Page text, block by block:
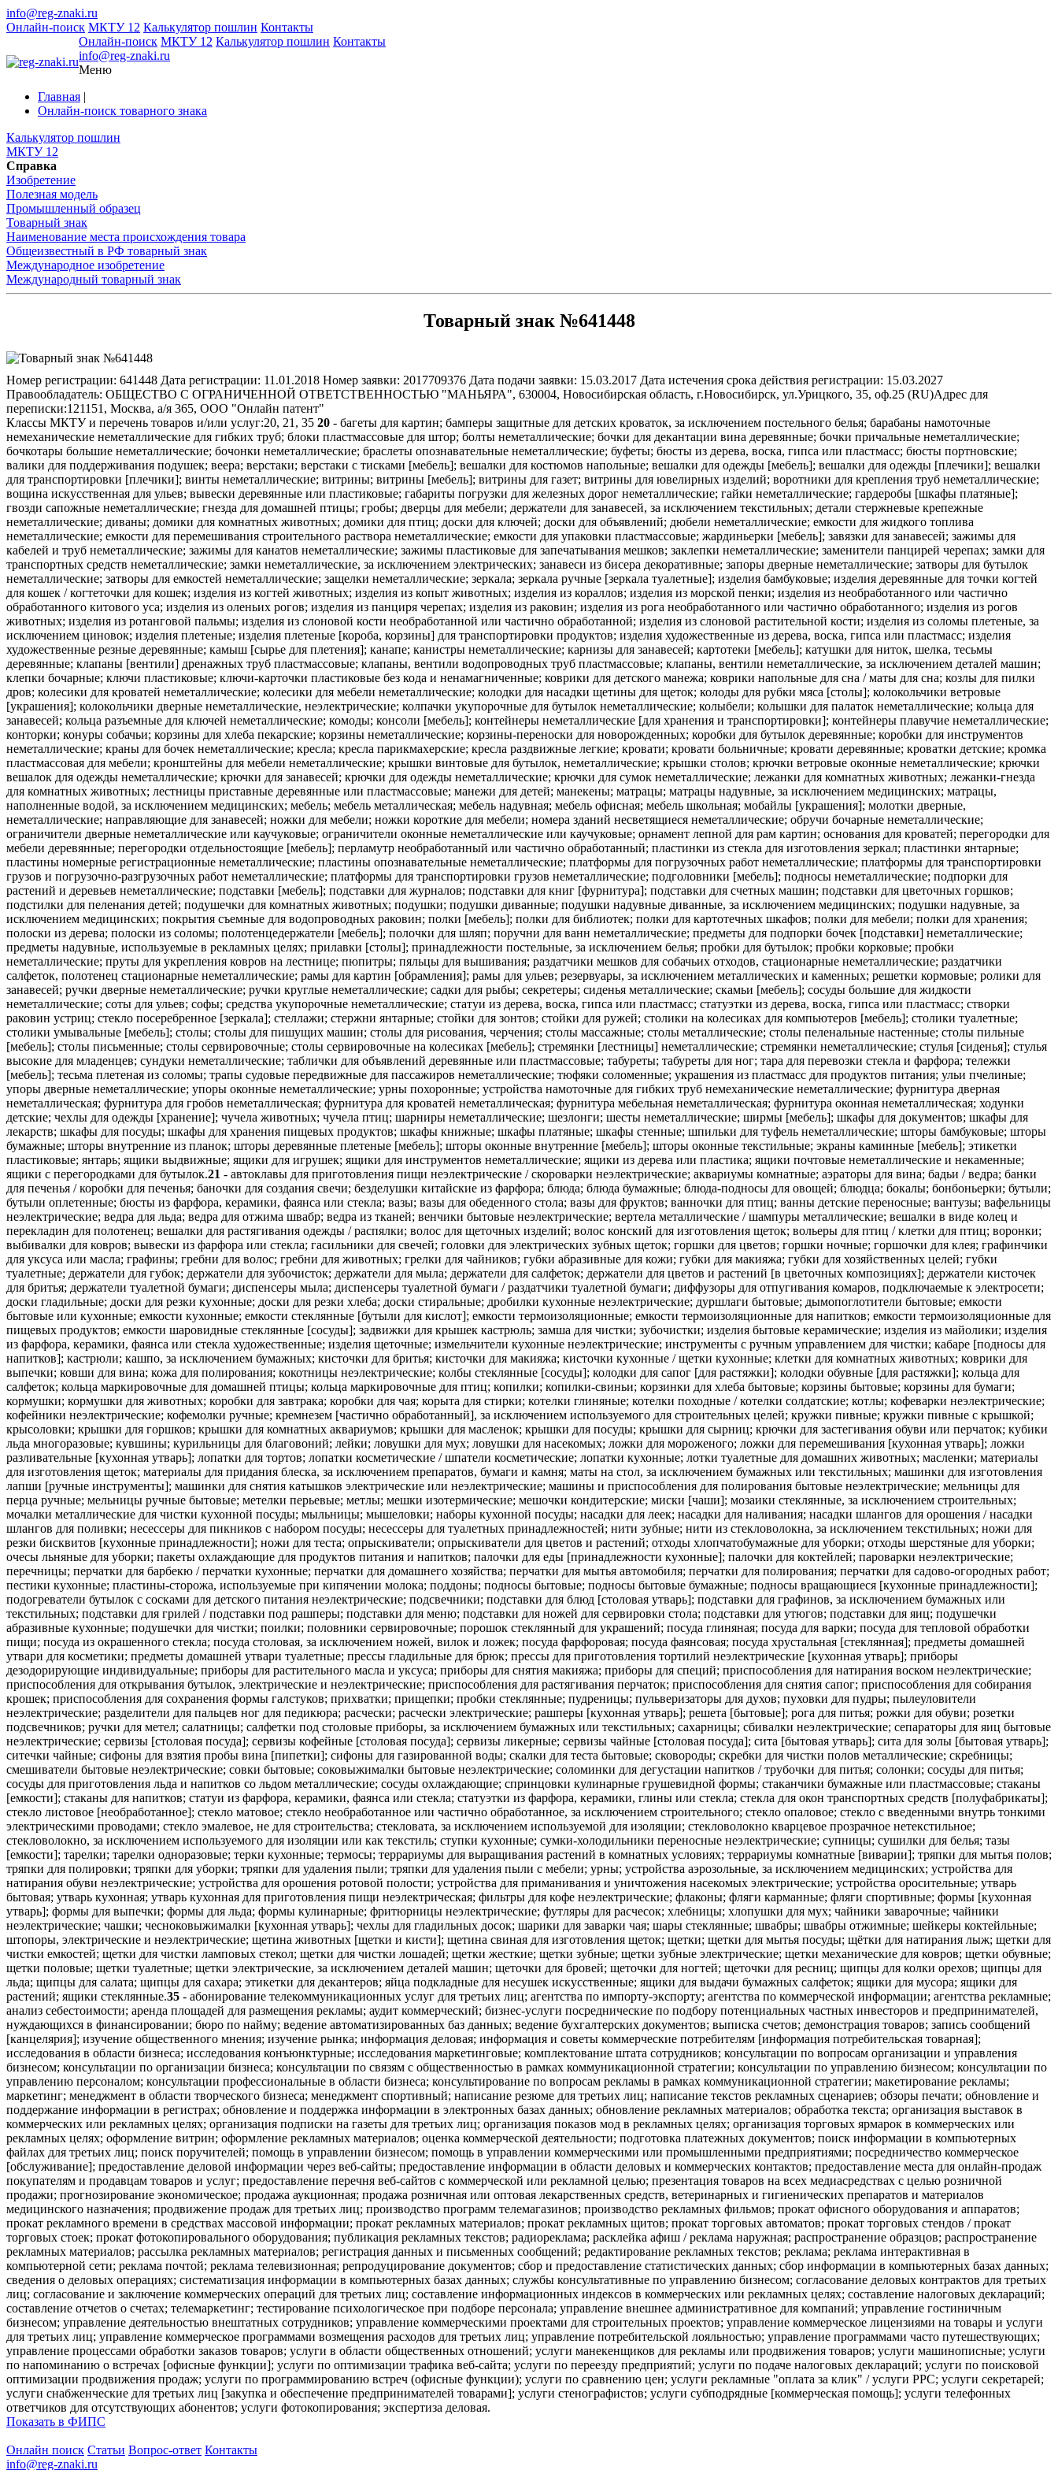
info@reg-znaki.ru
Онлайн-поиск МКТУ 12 Калькулятор пошлин Контакты
Онлайн-поиск МКТУ 12 Калькулятор пошлин Контакты
info@reg-znaki.ru
Меню
Главная |
Онлайн-поиск товарного знака
Калькулятор пошлин
МКТУ 12
Справка
Изобретение
Полезная модель
Промышленный образец
Товарный знак
Наименование места происхождения товара
Общеизвестный в РФ товарный знак
Международное изобретение
Международный товарный знак
Товарный знак №641448
Номер регистрации: 641448 Дата регистрации: 11.01.2018 Номер заявки: 2017709376 Дата подачи заявки: 15.03.2017 Дата истечения срока действия регистрации: 15.03.2027
Правообладатель: ОБЩЕСТВО С ОГРАНИЧЕННОЙ ОТВЕТСТВЕННОСТЬЮ "МАНЬЯРА", 630004, Новосибирская область, г.Новосибирск, ул.Урицкого, 35, оф.25 (RU)Адрес для
переписки:121151, Москва, а/я 365, ООО "Онлайн патент"
Классы МКТУ и перечень товаров и/или услуг:20, 21, 35 20 - багеты для картин; бамперы защитные для детских кроваток, за исключением постельного белья; барабаны намоточные
немеханические неметаллические для гибких труб; блоки пластмассовые для штор; болты неметаллические; бочки для декантации вина деревянные; бочки причальные неметаллические;
бочкотары большие неметаллические; бочонки неметаллические; браслеты опознавательные неметаллические; буфеты; бюсты из дерева, воска, гипса или пластмасс; бюсты портновские;
валики для поддерживания подушек; веера; верстаки; верстаки с тисками [мебель]; вешалки для костюмов напольные; вешалки для одежды [мебель]; вешалки для одежды [плечики]; вешалки
для транспортировки [плечики]; винты неметаллические; витрины; витрины [мебель]; витрины для газет; витрины для ювелирных изделий; воротники для крепления труб неметаллические;
вощина искусственная для ульев; вывески деревянные или пластиковые; габариты погрузки для железных дорог неметаллические; гайки неметаллические; гардеробы [шкафы платяные];
гвозди сапожные неметаллические; гнезда для домашней птицы; гробы; дверцы для мебели; держатели для занавесей, за исключением текстильных; детали стержневые крепежные
неметаллические; диваны; домики для комнатных животных; домики для птиц; доски для ключей; доски для объявлений; дюбели неметаллические; емкости для жидкого топлива
неметаллические; емкости для перемешивания строительного раствора неметаллические; емкости для упаковки пластмассовые; жардиньерки [мебель]; завязки для занавесей; зажимы для
кабелей и труб неметаллические; зажимы для канатов неметаллические; зажимы пластиковые для запечатывания мешков; заклепки неметаллические; заменители панцирей черепах; замки для
транспортных средств неметаллические; замки неметаллические, за исключением электрических; занавеси из бисера декоративные; запоры дверные неметаллические; затворы для бутылок
неметаллические; затворы для емкостей неметаллические; защелки неметаллические; зеркала; зеркала ручные [зеркала туалетные]; изделия бамбуковые; изделия деревянные для точки когтей
для кошек / когтеточки для кошек; изделия из когтей животных; изделия из копыт животных; изделия из кораллов; изделия из морской пенки; изделия из необработанного или частично
обработанного китового уса; изделия из оленьих рогов; изделия из панциря черепах; изделия из раковин; изделия из рога необработанного или частично обработанного; изделия из рогов
животных; изделия из ротанговой пальмы; изделия из слоновой кости необработанной или частично обработанной; изделия из слоновой растительной кости; изделия из соломы плетеные, за
исключением циновок; изделия плетеные; изделия плетеные [короба, корзины] для транспортировки продуктов; изделия художественные из дерева, воска, гипса или пластмасс; изделия
художественные резные деревянные; камыш [сырье для плетения]; канапе; канистры неметаллические; карнизы для занавесей; картотеки [мебель]; катушки для ниток, шелка, тесьмы
деревянные; клапаны [вентили] дренажных труб пластмассовые; клапаны, вентили водопроводных труб пластмассовые; клапаны, вентили неметаллические, за исключением деталей машин;
клепки бочарные; ключи пластиковые; ключи-карточки пластиковые без кода и ненамагниченные; коврики для детского манежа; коврики напольные для сна / маты для сна; козлы для пилки
дров; колесики для кроватей неметаллические; колесики для мебели неметаллические; колодки для насадки щетины для щеток; колоды для рубки мяса [столы]; колокольчики ветровые
[украшения]; колокольчики дверные неметаллические, неэлектрические; колпачки укупорочные для бутылок неметаллические; колыбели; колышки для палаток неметаллические; кольца для
занавесей; кольца разъемные для ключей неметаллические; комоды; консоли [мебель]; контейнеры неметаллические [для хранения и транспортировки]; контейнеры плавучие неметаллические;
конторки; конуры собачьи; корзины для хлеба пекарские; корзины неметаллические; корзины-переноски для новорожденных; коробки для бутылок деревянные; коробки для инструментов
неметаллические; краны для бочек неметаллические; кресла; кресла парикмахерские; кресла раздвижные легкие; кровати; кровати больничные; кровати деревянные; кроватки детские; кромка
пластмассовая для мебели; кронштейны для мебели неметаллические; крышки винтовые для бутылок, неметаллические; крышки столов; крючки ветровые оконные неметаллические; крючки
вешалок для одежды неметаллические; крючки для занавесей; крючки для одежды неметаллические; крючки для сумок неметаллические; лежанки для комнатных животных; лежанки-гнезда
для комнатных животных; лестницы приставные деревянные или пластмассовые; манежи для детей; манекены; матрацы; матрацы надувные, за исключением медицинских; матрацы,
наполненные водой, за исключением медицинских; мебель; мебель металлическая; мебель надувная; мебель офисная; мебель школьная; мобайлы [украшения]; молотки дверные,
неметаллические; направляющие для занавесей; ножки для мебели; ножки короткие для мебели; номера зданий несветящиеся неметаллические; обручи бочарные неметаллические;
ограничители дверные неметаллические или каучуковые; ограничители оконные неметаллические или каучуковые; орнамент лепной для рам картин; основания для кроватей; перегородки для
мебели деревянные; перегородки отдельностоящие [мебель]; перламутр необработанный или частично обработанный; пластинки из стекла для изготовления зеркал; пластинки янтарные;
пластины номерные регистрационные неметаллические; пластины опознавательные неметаллические; платформы для погрузочных работ неметаллические; платформы для транспортировки
грузов и погрузочно-разгрузочных работ неметаллические; платформы для транспортировки грузов неметаллические; подголовники [мебель]; подносы неметаллические; подпорки для
растений и деревьев неметаллические; подставки [мебель]; подставки для журналов; подставки для книг [фурнитура]; подставки для счетных машин; подставки для цветочных горшков;
подстилки для пеленания детей; подушечки для комнатных животных; подушки; подушки диванные; подушки надувные диванные, за исключением медицинских; подушки надувные, за
исключением медицинских; покрытия съемные для водопроводных раковин; полки [мебель]; полки для библиотек; полки для картотечных шкафов; полки для мебели; полки для хранения;
полоски из дерева; полоски из соломы; полотенцедержатели [мебель]; полочки для шляп; поручни для ванн неметаллические; предметы для подпорки бочек [подставки] неметаллические;
предметы надувные, используемые в рекламных целях; прилавки [столы]; принадлежности постельные, за исключением белья; пробки для бутылок; пробки корковые; пробки
неметаллические; пруты для укрепления ковров на лестнице; пюпитры; пяльцы для вышивания; раздатчики мешков для собачьих отходов, стационарные неметаллические; раздатчики
салфеток, полотенец стационарные неметаллические; рамы для картин [обрамления]; рамы для ульев; резервуары, за исключением металлических и каменных; решетки кормовые; ролики для
занавесей; ручки дверные неметаллические; ручки круглые неметаллические; садки для рыбы; секретеры; сиденья металлические; скамьи [мебель]; сосуды большие для жидкости
неметаллические; соты для ульев; софы; средства укупорочные неметаллические; статуи из дерева, воска, гипса или пластмасс; статуэтки из дерева, воска, гипса или пластмасс; створки
раковин устриц; стекло посеребренное [зеркала]; стеллажи; стержни янтарные; стойки для зонтов; стойки для ружей; столики на колесиках для компьютеров [мебель]; столики туалетные;
столики умывальные [мебель]; столы; столы для пишущих машин; столы для рисования, черчения; столы массажные; столы металлические; столы пеленальные настенные; столы пильные
[мебель]; столы письменные; столы сервировочные; столы сервировочные на колесиках [мебель]; стремянки [лестницы] неметаллические; стремянки неметаллические; стулья [сиденья]; стулья
высокие для младенцев; сундуки неметаллические; таблички для объявлений деревянные или пластмассовые; табуреты; табуреты для ног; тара для перевозки стекла и фарфора; тележки
[мебель]; тесьма плетеная из соломы; трапы судовые передвижные для пассажиров неметаллические; тюфяки соломенные; украшения из пластмасс для продуктов питания; ульи пчелиные;
упоры дверные неметаллические; упоры оконные неметаллические; урны похоронные; устройства намоточные для гибких труб немеханические неметаллические; фурнитура дверная
неметаллическая; фурнитура для гробов неметаллическая; фурнитура для кроватей неметаллическая; фурнитура мебельная неметаллическая; фурнитура оконная неметаллическая; ходунки
детские; чехлы для одежды [хранение]; чучела животных; чучела птиц; шарниры неметаллические; шезлонги; шесты неметаллические; ширмы [мебель]; шкафы для документов; шкафы для
лекарств; шкафы для посуды; шкафы для хранения пищевых продуктов; шкафы книжные; шкафы платяные; шкафы стенные; шпильки для туфель неметаллические; шторы бамбуковые; шторы
бумажные; шторы внутренние из планок; шторы деревянные плетеные [мебель]; шторы оконные внутренние [мебель]; шторы оконные текстильные; экраны каминные [мебель]; этикетки
пластиковые; янтарь; ящики выдвижные; ящики для игрушек; ящики для инструментов неметаллические; ящики из дерева или пластика; ящики почтовые неметаллические и некаменные;
ящики с перегородками для бутылок.21 - автоклавы для приготовления пищи неэлектрические / скороварки неэлектрические; аквариумы комнатные; аэраторы для вина; бадьи / ведра; банки для печенья / коробки для печенья; баночки для создания свечи; безделушки китайские из фарфора; блюда; блюда бумажные; блюда-подносы для овощей; блюдца; бокалы; бонбоньерки; бутыли; бутыли оплетенные; бюсты из фарфора, керамики, фаянса или стекла; вазы; вазы для обеденного стола; вазы для фруктов; ванночки для птиц; ванны детские переносные; вантузы; вафельницы неэлектрические; ведра для льда; ведра для отжима швабр; ведра из тканей; венчики бытовые неэлектрические; вертела металлические / шампуры металлические; вешалки в виде колец и перекладин для полотенец; вешалки для растягивания одежды / распялки; волос для щеточных изделий; волос конский для изготовления щеток; вольеры для птиц / клетки для птиц; воронки; выбивалки для ковров; вывески из фарфора или стекла; гасильники для свечей; головки для электрических зубных щеток; горшки для цветов; горшки ночные; горшочки для клея; графинчики для уксуса или масла; графины; гребни для волос; гребни для животных; грелки для чайников; губки абразивные для кожи; губки для макияжа; губки для хозяйственных целей; губки туалетные; держатели для губок; держатели для зубочисток; держатели для мыла; держатели для салфеток; держатели для цветов и растений [в цветочных композициях]; держатели кисточек для бритья; держатели туалетной бумаги; диспенсеры мыла; диспенсеры туалетной бумаги / раздатчики туалетной бумаги; диффузоры для отпугивания комаров, подключаемые к электросети; доски гладильные; доски для резки кухонные; доски для резки хлеба; доски стиральные; дробилки кухонные неэлектрические; дуршлаги бытовые; дымопоглотители бытовые; емкости бытовые или кухонные; емкости кухонные; емкости стеклянные [бутыли для кислот]; емкости термоизоляционные; емкости термоизоляционные для напитков; емкости термоизоляционные для пищевых продуктов; емкости шаровидные стеклянные [сосуды]; задвижки для крышек кастрюль; замша для чистки; зубочистки; изделия бытовые керамические; изделия из майолики; изделия из фарфора, керамики, фаянса или стекла художественные; изделия щеточные; измельчители кухонные неэлектрические; инструменты с ручным управлением для чистки; кабаре [подносы для напитков]; кастрюли; кашпо, за исключением бумажных; кисточки для бритья; кисточки для макияжа; кисточки кухонные / щетки кухонные; клетки для комнатных животных; коврики для выпечки; ковши для вина; кожа для полирования; кокотницы неэлектрические; колбы стеклянные [сосуды]; колодки для сапог [для растяжки]; колодки обувные [для растяжки]; кольца для салфеток; кольца маркировочные для домашней птицы; кольца маркировочные для птиц; копилки; копилки-свиньи; корзинки для хлеба бытовые; корзины бытовые; корзины для бумаги; кормушки; кормушки для животных; коробки для завтрака; коробки для чая; корыта для стирки; котелки глиняные; котелки походные / котелки солдатские; котлы; кофеварки неэлектрические; кофейники неэлектрические; кофемолки ручные; кремнезем [частично обработанный], за исключением используемого для строительных целей; кружки пивные; кружки пивные с крышкой; крысоловки; крышки для горшков; крышки для комнатных аквариумов; крышки для масленок; крышки для посуды; крышки для сырниц; крючки для застегивания обуви или перчаток; кубики льда многоразовые; кувшины; курильницы для благовоний; лейки; ловушки для мух; ловушки для насекомых; ложки для мороженого; ложки для перемешивания [кухонная утварь]; ложки разливательные [кухонная утварь]; лопатки для тортов; лопатки косметические / шпатели косметические; лопатки кухонные; лотки туалетные для домашних животных; масленки; материалы для изготовления щеток; материалы для придания блеска, за исключением препаратов, бумаги и камня; маты на стол, за исключением бумажных или текстильных; машинки для изготовления лапши [ручные инструменты]; машинки для снятия катышков электрические или неэлектрические; машины и приспособления для полирования бытовые неэлектрические; мельницы для перца ручные; мельницы ручные бытовые; метелки перьевые; метлы; мешки изотермические; мешочки кондитерские; миски [чаши]; мозаики стеклянные, за исключением строительных; мочалки металлические для чистки кухонной посуды; мыльницы; мышеловки; наборы кухонной посуды; насадки для леек; насадки для наливания; насадки шлангов для орошения / насадки шлангов для поливки; несессеры для пикников с набором посуды; несессеры для туалетных принадлежностей; нити зубные; нити из стекловолокна, за исключением текстильных; ножи для резки бисквитов [кухонные принадлежности]; ножи для теста; опрыскиватели; опрыскиватели для цветов и растений; отходы хлопчатобумажные для уборки; отходы шерстяные для уборки; очесы льняные для уборки; пакеты охлаждающие для продуктов питания и напитков; палочки для еды [принадлежности кухонные]; палочки для коктейлей; пароварки неэлектрические; перечницы; перчатки для барбекю / перчатки кухонные; перчатки для домашнего хозяйства; перчатки для мытья автомобиля; перчатки для полирования; перчатки для садово-огородных работ; пестики кухонные; пластины-сторожа, используемые при кипячении молока; поддоны; подносы бытовые; подносы бытовые бумажные; подносы вращающиеся [кухонные принадлежности]; подогреватели бутылок с сосками для детского питания неэлектрические; подсвечники; подставки для блюд [столовая утварь]; подставки для графинов, за исключением бумажных или текстильных; подставки для грилей / подставки под рашперы; подставки для меню; подставки для ножей для сервировки стола; подставки для утюгов; подставки для яиц; подушечки абразивные кухонные; подушечки для чистки; поилки; половники сервировочные; порошок стеклянный для украшений; посуда глиняная; посуда для варки; посуда для тепловой обработки пищи; посуда из окрашенного стекла; посуда столовая, за исключением ножей, вилок и ложек; посуда фарфоровая; посуда фаянсовая; посуда хрустальная [стеклянная]; предметы домашней утвари для косметики; предметы домашней утвари туалетные; прессы гладильные для брюк; прессы для приготовления тортилий неэлектрические [кухонная утварь]; приборы дезодорирующие индивидуальные; приборы для растительного масла и уксуса; приборы для снятия макияжа; приборы для специй; приспособления для натирания воском неэлектрические; приспособления для открывания бутылок, электрические и неэлектрические; приспособления для растягивания перчаток; приспособления для снятия сапог; приспособления для собирания крошек; приспособления для сохранения формы галстуков; прихватки; прищепки; пробки стеклянные; пудреницы; пульверизаторы для духов; пуховки для пудры; пылеуловители неэлектрические; разделители для пальцев ног для педикюра; расчески; расчески электрические; рашперы [кухонная утварь]; решета [бытовые]; рога для питья; рожки для обуви; розетки подсвечников; ручки для метел; салатницы; салфетки под столовые приборы, за исключением бумажных или текстильных; сахарницы; сбивалки неэлектрические; сепараторы для яиц бытовые неэлектрические; сервизы [столовая посуда]; сервизы кофейные [столовая посуда]; сервизы ликерные; сервизы чайные [столовая посуда]; сита [бытовая утварь]; сита для золы [бытовая утварь]; ситечки чайные; сифоны для взятия пробы вина [пипетки]; сифоны для газированной воды; скалки для теста бытовые; сковороды; скребки для чистки полов металлические; скребницы; смешиватели бытовые неэлектрические; совки бытовые; соковыжималки бытовые неэлектрические; соломинки для дегустации напитков / трубочки для питья; солонки; сосуды для питья; сосуды для приготовления льда и напитков со льдом металлические; сосуды охлаждающие; спринцовки кулинарные грушевидной формы; стаканчики бумажные или пластмассовые; стаканы [емкости]; стаканы для напитков; статуи из фарфора, керамики, фаянса или стекла; статуэтки из фарфора, керамики, глины или стекла; стекла для окон транспортных средств [полуфабрикаты]; стекло листовое [необработанное]; стекло матовое; стекло необработанное или частично обработанное, за исключением строительного; стекло опаловое; стекло с введенными внутрь тонкими электрическими проводами; стекло эмалевое, не для строительства; стекловата, за исключением используемой для изоляции; стекловолокно кварцевое прозрачное нетекстильное; стекловолокно, за исключением используемого для изоляции или как текстиль; ступки кухонные; сумки-холодильники переносные неэлектрические; супницы; сушилки для белья; тазы [емкости]; тарелки; тарелки одноразовые; терки кухонные; термосы; террариумы для выращивания растений в комнатных условиях; террариумы комнатные [виварии]; тряпки для мытья полов; тряпки для полировки; тряпки для уборки; тряпки для удаления пыли; тряпки для удаления пыли с мебели; урны; устройства аэрозольные, за исключением медицинских; устройства для натирания обуви неэлектрические; устройства для орошения ротовой полости; устройства для приманивания и уничтожения насекомых электрические; устройства оросительные; утварь бытовая; утварь кухонная; утварь кухонная для приготовления пищи неэлектрическая; фильтры для кофе неэлектрические; флаконы; фляги карманные; фляги спортивные; формы [кухонная утварь]; формы для выпечки; формы для льда; формы кулинарные; фритюрницы неэлектрические; футляры для расчесок; хлебницы; хлопушки для мух; чайники заварочные; чайники неэлектрические; чашки; чесноковыжималки [кухонная утварь]; чехлы для гладильных досок; шарики для заварки чая; шары стеклянные; швабры; швабры отжимные; шейкеры коктейльные; штопоры, электрические и неэлектрические; щетина животных [щетки и кисти]; щетина свиная для изготовления щеток; щетки; щетки для мытья посуды; щётки для натирания лыж; щетки для чистки емкостей; щетки для чистки ламповых стекол; щетки для чистки лошадей; щетки жесткие; щетки зубные; щетки зубные электрические; щетки механические для ковров; щетки обувные; щетки половые; щетки туалетные; щетки электрические, за исключением деталей машин; щеточки для бровей; щеточки для ногтей; щеточки для ресниц; щипцы для колки орехов; щипцы для льда; щипцы д
35 - абонирование телекоммуникационных услуг для третьих лиц; агентства по импорту-экспорту; агентства по коммерческой информации; агентства рекламные;
анализ себестоимости; аренда площадей для размещения рекламы; аудит коммерческий; бизнес-услуги посреднические по подбору потенциальных частных инвесторов и предпринимателей,
нуждающихся в финансировании; бюро по найму; ведение автоматизированных баз данных; ведение бухгалтерских документов; выписка счетов; демонстрация товаров; запись сообщений
[канцелярия]; изучение общественного мнения; изучение рынка; информация деловая; информация и советы коммерческие потребителям [информация потребительская товарная];
исследования в области бизнеса; исследования конъюнктурные; исследования маркетинговые; комплектование штата сотрудников; консультации по вопросам организации и управления
бизнесом; консультации по организации бизнеса; консультации по связям с общественностью в рамках коммуникационной стратегии; консультации по управлению бизнесом; консультации по
управлению персоналом; консультации профессиональные в области бизнеса; консультирование по вопросам рекламы в рамках коммуникационной стратегии; макетирование рекламы;
маркетинг; менеджмент в области творческого бизнеса; менеджмент спортивный; написание резюме для третьих лиц; написание текстов рекламных сценариев; обзоры печати; обновление и
поддержание информации в регистрах; обновление и поддержка информации в электронных базах данных; обновление рекламных материалов; обработка текста; организация выставок в
коммерческих или рекламных целях; организация подписки на газеты для третьих лиц; организация показов мод в рекламных целях; организация торговых ярмарок в коммерческих или
рекламных целях; оформление витрин; оформление рекламных материалов; оценка коммерческой деятельности; подготовка платежных документов; поиск информации в компьютерных
файлах для третьих лиц; поиск поручителей; помощь в управлении бизнесом; помощь в управлении коммерческими или промышленными предприятиями; посредничество коммерческое
[обслуживание]; предоставление деловой информации через веб-сайты; предоставление информации в области деловых и коммерческих контактов; предоставление места для онлайн-продаж
покупателям и продавцам товаров и услуг; предоставление перечня веб-сайтов с коммерческой или рекламной целью; презентация товаров на всех медиасредствах с целью розничной
продажи; прогнозирование экономическое; продажа аукционная; продажа розничная или оптовая лекарственных средств, ветеринарных и гигиенических препаратов и материалов
медицинского назначения; продвижение продаж для третьих лиц; производство программ телемагазинов; производство рекламных фильмов; прокат офисного оборудования и аппаратов;
прокат рекламного времени в средствах массовой информации; прокат рекламных материалов; прокат рекламных щитов; прокат торговых автоматов; прокат торговых стендов / прокат
торговых стоек; прокат фотокопировального оборудования; публикация рекламных текстов; радиореклама; расклейка афиш / реклама наружная; распространение образцов; распространение
рекламных материалов; рассылка рекламных материалов; регистрация данных и письменных сообщений; редактирование рекламных текстов; реклама; реклама интерактивная в
компьютерной сети; реклама почтой; реклама телевизионная; репродуцирование документов; сбор и предоставление статистических данных; сбор информации в компьютерных базах данных;
сведения о деловых операциях; систематизация информации в компьютерных базах данных; службы консультативные по управлению бизнесом; согласование деловых контрактов для третьих
лиц; согласование и заключение коммерческих операций для третьих лиц; составление информационных индексов в коммерческих или рекламных целях; составление налоговых деклараций;
составление отчетов о счетах; телемаркетинг; тестирование психологическое при подборе персонала; управление внешнее административное для компаний; управление гостиничным
бизнесом; управление деятельностью внештатных сотрудников; управление коммерческими проектами для строительных проектов; управление коммерческое лицензиями на товары и услуги
для третьих лиц; управление коммерческое программами возмещения расходов для третьих лиц; управление потребительской лояльностью; управление программами часто путешествующих;
управление процессами обработки заказов товаров; услуги в области общественных отношений; услуги манекенщиков для рекламы или продвижения товаров; услуги машинописные; услуги
по напоминанию о встречах [офисные функции]; услуги по оптимизации трафика веб-сайта; услуги по переезду предприятий; услуги по подаче налоговых деклараций; услуги по поисковой
оптимизации продвижения продаж; услуги по программированию встреч (офисные функции); услуги по сравнению цен; услуги рекламные "оплата за клик" / услуги PPC; услуги секретарей;
услуги снабженческие для третьих лиц [закупка и обеспечение предпринимателей товарами]; услуги стенографистов; услуги субподрядные [коммерческая помощь]; услуги телефонных
ответчиков для отсутствующих абонентов; услуги фотокопирования; экспертиза деловая.
Показать в ФИПС
Онлайн поиск Статьи Вопрос-ответ Контакты
info@reg-znaki.ru